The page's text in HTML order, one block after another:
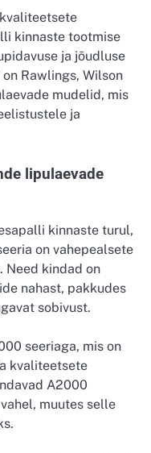
kinnaste tootmise
ja jõudluse
Rawlings, Wilson
mudelid, mis
ja
lipulaevade
kinnaste turul,
on vahepealsete
Need kindad on
nahast, pakkudes
sobivust.
seeriaga, mis on
kvaliteetsete
A2000
muutes selle